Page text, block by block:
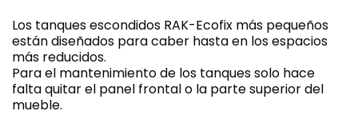
Los tanques escondidos RAK-Ecofix más pequeños
están diseñados para caber hasta en los espacios
más reducidos.
Para el mantenimiento de los tanques solo hace
falta quitar el panel frontal o la parte superior del
mueble.